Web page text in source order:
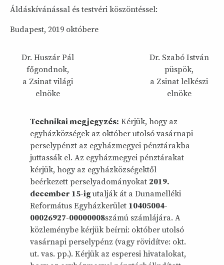
Áldáskívánással és testvéri köszöntéssel:
Budapest, 2019 októbere
Dr. Huszár Pál
főgondnok,
a Zsinat világi
elnöke
Dr. Szabó István
püspök,
a Zsinat lelkészi
elnöke
Technikai megjegyzés: Kérjük, hogy az
egyházközségek az október utolsó vasárnapi
perselypénzt az egyházmegyei pénztárakba
juttassák el. Az egyházmegyei pénztárakat
kérjük, hogy az egyházközségektől
beérkezett perselyadományokat 2019.
december 15-ig utalják át a Dunamelléki
Református Egyházkerület 10405004-
00026927-00000008számú számlájára. A
közleménybe kérjük beírni: október utolsó
vasárnapi perselypénz (vagy rövidítve: okt.
ut. vas. pp.). Kérjük az esperesi hivatalokat,